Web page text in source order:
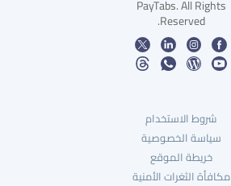
PayTabs. All Rights
Reserved.
شروط الاستخدام
سياسة الخصوصية
خريطة الموقع
مكافأة الثغرات الأمنية